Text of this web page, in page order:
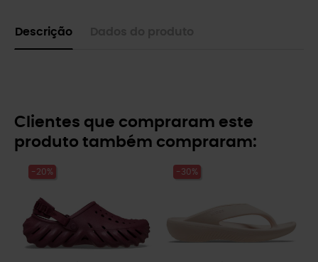
Descrição
Clientes que compraram este
produto também compraram:
-20% -30%